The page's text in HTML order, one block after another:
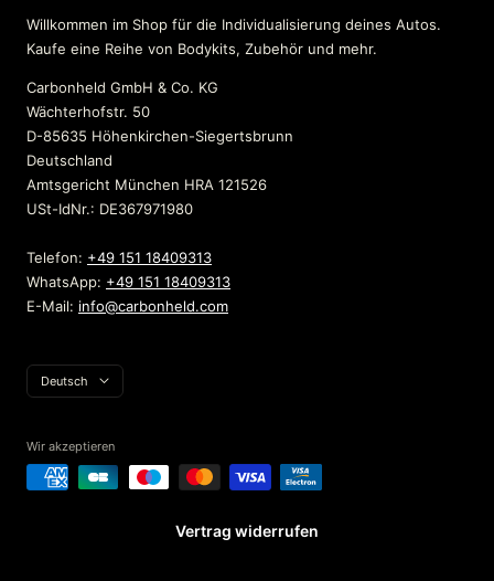
Willkommen im Shop für die Individualisierung deines Autos.
Kaufe eine Reihe von Bodykits, Zubehör und mehr.
Carbonheld GmbH & Co. KG
Wächterhofstr. 50
D-85635 Höhenkirchen-Siegertsbrunn
Deutschland
Amtsgericht München HRA 121526
USt-IdNr.: DE367971980
Telefon: +49 151 18409313
WhatsApp: +49 151 18409313
E-Mail: info@carbonheld.com
Sprache
Deutsch
Wir akzeptieren
Vertrag widerrufen